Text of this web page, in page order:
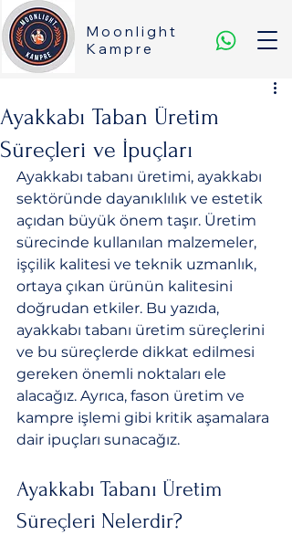
Moonlight
Kampre
Ayakkabı Taban Üretim
Süreçleri ve İpuçları
Ayakkabı tabanı üretimi, ayakkabı
sektöründe dayanıklılık ve estetik
açıdan büyük önem taşır. Üretim
sürecinde kullanılan malzemeler,
işçilik kalitesi ve teknik uzmanlık,
ortaya çıkan ürünün kalitesini
doğrudan etkiler. Bu yazıda,
ayakkabı tabanı üretim süreçlerini
ve bu süreçlerde dikkat edilmesi
gereken önemli noktaları ele
alacağız. Ayrıca, fason üretim ve
kampre işlemi gibi kritik aşamalara
dair ipuçları sunacağız.
Ayakkabı Tabanı Üretim
Süreçleri Nelerdir?